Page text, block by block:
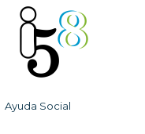
Ayuda Social